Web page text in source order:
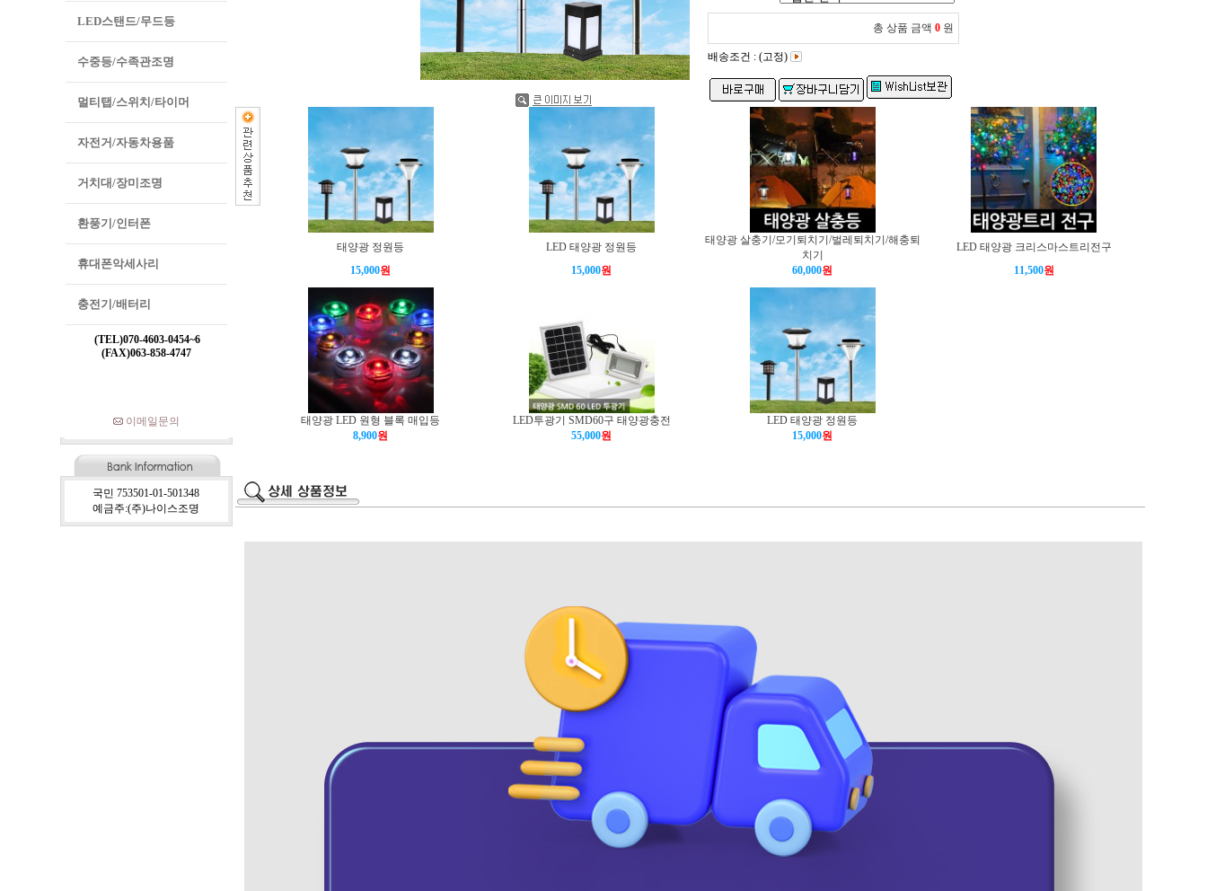
LED스탠드/무드등
수중등/수족관조명
멀티탭/스위치/타이머
자전거/자동차용품
거치대/장미조명
환풍기/인터폰
휴대폰악세사리
충전기/배터리
(TEL)070-4603-0454~6
(FAX)063-858-4747
이메일문의
국민 753501-01-501348
예금주:(주)나이스조명
총 상품 금액 0 원
배송조건 : (고정)
태양광 정원등 LED 태양광 정원등
태양광 살충기/모기퇴치기/벌레퇴치기/해충퇴
치기
LED 태양광 크리스마스트리전구
15,000원 15,000원 60,000원 11,500원
태양광 LED 원형 블록 매입등 LED투광기 SMD60구 태양광충전
LED 태양광 정원등
8,900원 55,000원 15,000원